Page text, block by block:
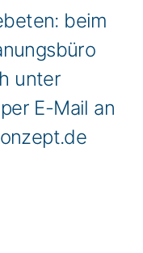
beim
unter
E-Mail an